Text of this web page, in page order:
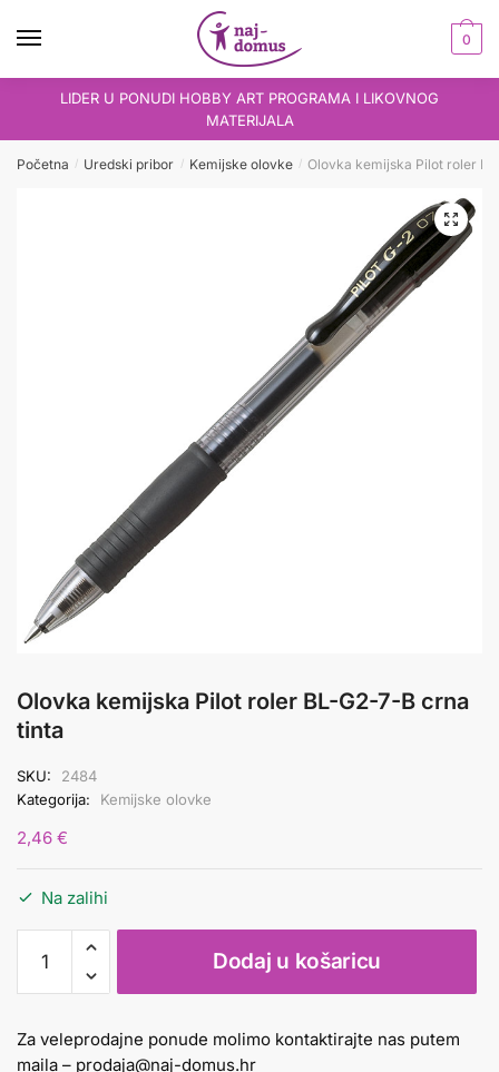
0
LIDER U PONUDI HOBBY ART PROGRAMA I LIKOVNOG
MATERIJALA
Početna / Uredski pribor / Kemijske olovke / Olovka kemijska Pilot roler
Olovka kemijska Pilot roler BL-G2-7-B crna
tinta
SKU:
2484
Kategorija:
Kemijske olovke
2,46 €
Na zalihi
kemijska
Pilot
BL-
Dodaj u košaricu
Za veleprodajne ponude molimo kontaktirajte nas putem
maila – prodaja@naj-domus.hr